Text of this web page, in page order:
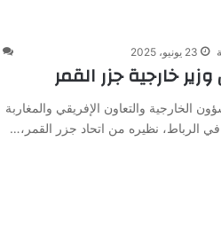
23 يونيو، 2025
خارجية جزر القمر
الخارجية والتعاون الإفريقي والمغاربة
في الرباط، نظيره من اتحاد جزر القمر،…